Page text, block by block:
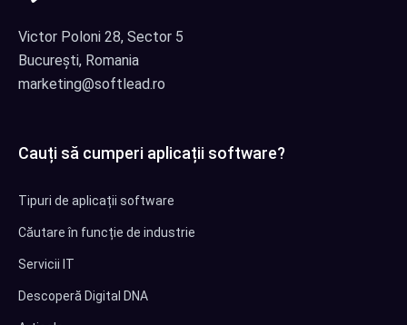
Victor Poloni 28, Sector 5
București, Romania
marketing@softlead.ro
Cauți să cumperi aplicații software?
Tipuri de aplicații software
Căutare în funcție de industrie
Servicii IT
Descoperă Digital DNA